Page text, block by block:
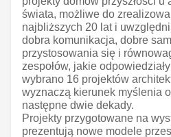
świata, możliwe do
najbliższych 20 lat i
dobra komunikacja, dobre
przystosowania się i
zespołów, jakie
wybrano 16 projektów
wyznaczą kierunek myślenia
następne dwie dekady.
Projekty przygotowane na
prezentują nowe modele